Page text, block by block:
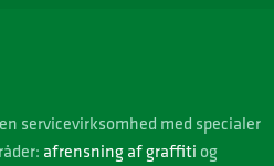
servicevirksomhed med specialer
afrensning af graffiti og